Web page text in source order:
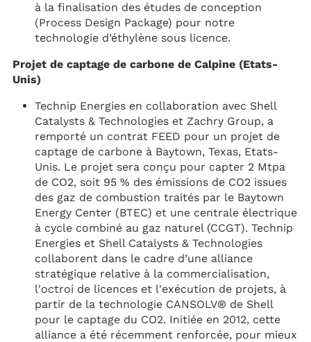
à la finalisation des études de conception
(Process Design Package) pour notre
technologie d’éthylène sous licence.
Projet de captage de carbone de Calpine (Etats-
Unis)
Technip Energies en collaboration avec Shell
Catalysts & Technologies et Zachry Group, a
remporté un contrat FEED pour un projet de
captage de carbone à Baytown, Texas, Etats-
Unis. Le projet sera conçu pour capter 2 Mtpa
de CO2, soit 95 % des émissions de CO2 issues
des gaz de combustion traités par le Baytown
Energy Center (BTEC) et une centrale électrique
à cycle combiné au gaz naturel (CCGT). Technip
Energies et Shell Catalysts & Technologies
collaborent dans le cadre d’une alliance
stratégique relative à la commercialisation,
l'octroi de licences et l'exécution de projets, à
partir de la technologie CANSOLV® de Shell
pour le captage du CO2. Initiée en 2012, cette
alliance a été récemment renforcée, pour mieux